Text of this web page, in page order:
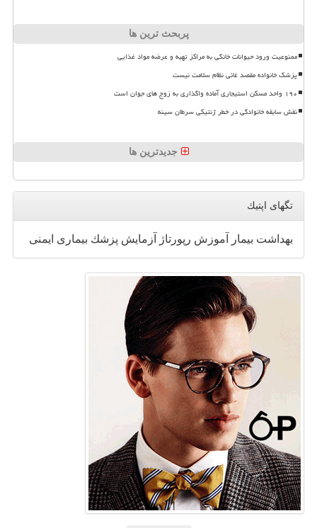
پربحث ترین ها
ممنوعیت ورود حیوانات خانگی به مراکز تهیه و عرضه مواد غذایی
پزشک خانواده مقصد غائی نظام سلامت نیست
۱۹۰ واحد مسکن استیجاری آماده واگذاری به زوج های جوان است
نقش سابقه خانوادگی در خطر ژنتیکی سرطان سینه
جدیدترین ها
تگهای اپتیك
بهداشت بیمار آموزش رپورتاژ آزمایش پزشك بیماری ایمنی